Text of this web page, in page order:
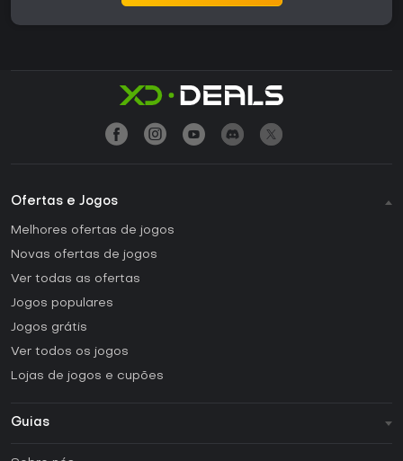
Ofertas e Jogos
Melhores ofertas de jogos
Novas ofertas de jogos
Ver todas as ofertas
Jogos populares
Jogos grátis
Ver todos os jogos
Lojas de jogos e cupões
Guias